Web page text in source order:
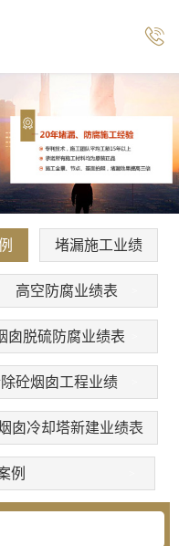
堵漏施工业绩
高空防腐业绩表
囱脱硫防腐业绩表
砼烟囱工程业绩
囱冷却塔新建业绩表
例
